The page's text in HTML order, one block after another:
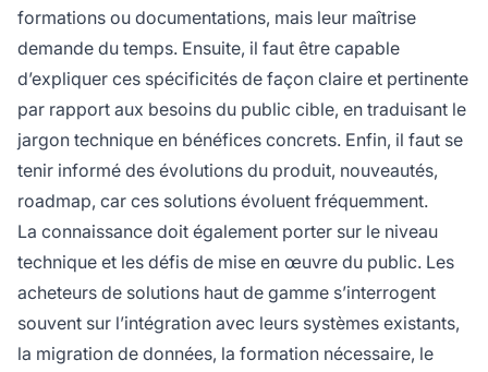
formations ou documentations, mais leur maîtrise
demande du temps. Ensuite, il faut être capable
d’expliquer ces spécificités de façon claire et pertinente
par rapport aux besoins du public cible, en traduisant le
jargon technique en bénéfices concrets. Enfin, il faut se
tenir informé des évolutions du produit, nouveautés,
roadmap, car ces solutions évoluent fréquemment.
La connaissance doit également porter sur le niveau
technique et les défis de mise en œuvre du public. Les
acheteurs de solutions haut de gamme s’interrogent
souvent sur l’intégration avec leurs systèmes existants,
la migration de données, la formation nécessaire, le